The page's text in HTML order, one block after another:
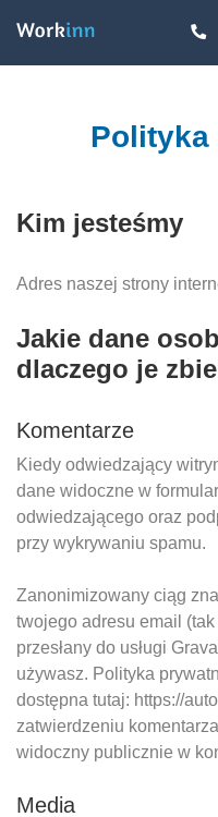
Polityka
Kim jesteśmy
Adres naszej strony
Jakie dane
dlaczego je
Komentarze
Kiedy odwiedzający
dane widoczne w
odwiedzającego oraz
przy wykrywaniu spamu.
Zanonimizowany ciąg
twojego adresu email
przesłany do usługi
używasz. Polityka
dostępna tutaj: https://
zatwierdzeniu
widoczny publicznie w
Media